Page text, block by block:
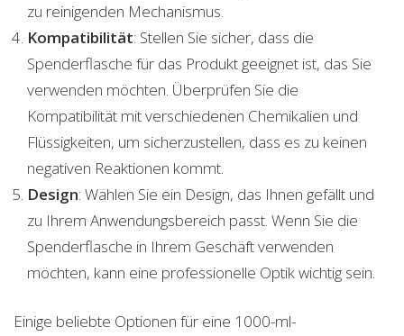
zu reinigenden Mechanismus.
Kompatibilität: Stellen Sie sicher, dass die
Spenderflasche für das Produkt geeignet ist, das Sie
verwenden möchten. Überprüfen Sie die
Kompatibilität mit verschiedenen Chemikalien und
Flüssigkeiten, um sicherzustellen, dass es zu keinen
negativen Reaktionen kommt.
Design: Wählen Sie ein Design, das Ihnen gefällt und
zu Ihrem Anwendungsbereich passt. Wenn Sie die
Spenderflasche in Ihrem Geschäft verwenden
möchten, kann eine professionelle Optik wichtig sein.
Einige beliebte Optionen für eine 1000-ml-